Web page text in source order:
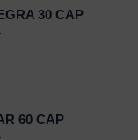
30 CAP
60 CAP